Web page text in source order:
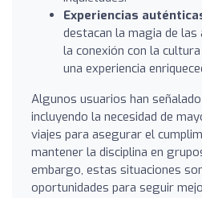
Experiencias
destacan la magia de
la conexión con la
una experiencia
Algunos usuarios han
incluyendo la necesidad de
viajes para asegurar el
mantener la disciplina en
embargo, estas situaciones
oportunidades para seguir